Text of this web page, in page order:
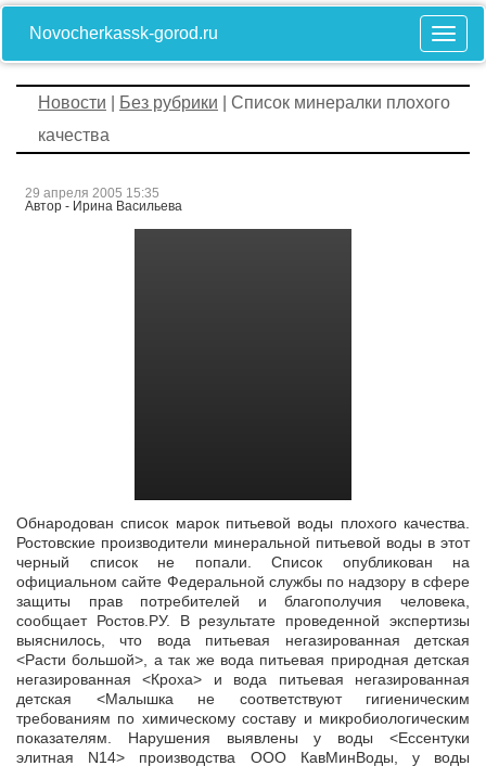
Novocherkassk-gorod.ru
Новости Без рубрики | Список минералки плохого
качества
29 апреля 2005 15:35
Автор - Ирина Васильева
Обнародован список марок питьевой воды плохого качества.
Ростовские производители минеральной питьевой воды в этот
черный список не попали. Список опубликован на
официальном сайте Федеральной службы по надзору в сфере
защиты прав потребителей и благополучия человека,
сообщает Ростов.РУ. В результате проведенной экспертизы
выяснилось, что вода питьевая негазированная детская
<Расти большой>, а так же вода питьевая природная детская
негазированная <Кроха> и вода питьевая негазированная
детская <Малышка не соответствуют гигиеническим
требованиям по химическому составу и микробиологическим
показателям. Нарушения выявлены у воды <Ессентуки
элитная N14> производства ООО КавМинВоды, у воды